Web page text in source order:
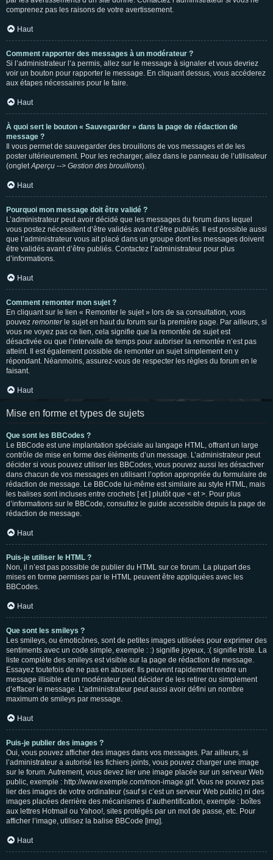
comprenez pas les raisons de votre avertissement.
Haut
Comment rapporter des messages à un modérateur ?
Si l’administrateur l’a permis, allez sur le message à signaler et vous devriez
voir un bouton pour rapporter le message. En cliquant dessus, vous accéderez
aux étapes nécessaires pour le faire.
Haut
À quoi sert le bouton « Sauvegarder » dans la page de rédaction de
message ?
Il vous permet de sauvegarder des brouillons de vos messages et de les
poster ultérieurement. Pour les recharger, allez dans le panneau de l’utilisateur
(ongletAperçu --> Gestion des brouillons).
Haut
Pourquoi mon message doit être validé ?
L’administrateur peut avoir décidé que les messages du forum dans lequel
vous postez nécessitent d’être validés avant d’être publiés. Il est possible aussi
que l’administrateur vous ait placé dans un groupe dont les messages doivent
être validés avant d’être publiés. Contactez l’administrateur pour plus
d’informations.
Haut
Comment remonter mon sujet ?
En cliquant sur le lien « Remonter le sujet » lors de sa consultation, vous
pouvez remonterle sujet en haut du forum sur la première page. Par ailleurs, si
vous ne voyez pas ce lien, cela signifie que la remontée de sujet est
désactivée ou que l’intervalle de temps pour autoriser la remontée n’est pas
atteint. Il est également possible de remonter un sujet simplement en y
répondant. Néanmoins, assurez-vous de respecter les règles du forum en le
faisant.
Haut
Mise en forme et types de sujets
Que sont les BBCodes ?
Le BBCode est une implantation spéciale au langage HTML, offrant un large
contrôle de mise en forme des éléments d’un message. L’administrateur peut
décider si vous pouvez utiliser les BBCodes, vous pouvez aussi les désactiver
dans chacun de vos messages en utilisant l’option appropriée du formulaire de
rédaction de message. Le BBCode lui-même est similaire au style HTML, mais
les balises sont incluses entre crochets [ et ] plutôt que < et >. Pour plus
d’informations sur le BBCode, consultez le guide accessible depuis la page de
rédaction de message.
Haut
Puis-je utiliser le HTML ?
Non, il n’est pas possible de publier du HTML sur ce forum. La plupart des
mises en forme permises par le HTML peuvent être appliquées avec les
BBCodes.
Haut
Que sont les smileys ?
Les smileys, ou émoticônes, sont de petites images utilisées pour exprimer des
sentiments avec un code simple, exemple : :) signifie joyeux, :( signifie triste. La
liste complète des smileys est visible sur la page de rédaction de message.
Essayez toutefois de ne pas en abuser. Ils peuvent rapidement rendre un
message illisible et un modérateur peut décider de les retirer ou simplement
d’effacer le message. L’administrateur peut aussi avoir défini un nombre
maximum de smileys par message.
Haut
Puis-je publier des images ?
Oui, vous pouvez afficher des images dans vos messages. Par ailleurs, si
l’administrateur a autorisé les fichiers joints, vous pouvez charger une image
sur le forum. Autrement, vous devez lier une image placée sur un serveur Web
public, exemple : http://www.exemple.com/mon-image.gif. Vous ne pouvez pas
lier des images de votre ordinateur (sauf si c’est un serveur Web public) ni des
images placées derrière des mécanismes d’authentification, exemple : boîtes
aux lettres Hotmail ou Yahoo!, sites protégés par un mot de passe, etc. Pour
afficher l’image, utilisez la balise BBCode [img].
Haut